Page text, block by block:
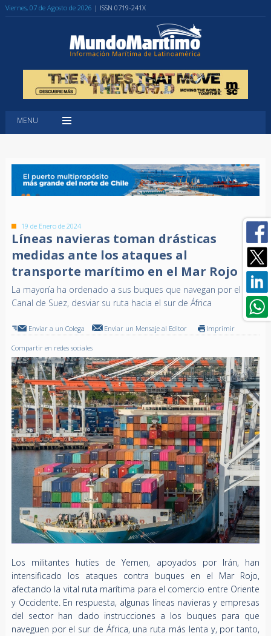
Viernes, 07 de Agosto de 2026 | ISSN 0719-241X
MENU
19 de Enero de 2024
Líneas navieras toman drásticas
medidas ante los ataques al
transporte marítimo en el Mar Rojo
La mayoría ha ordenado a sus buques que navegan por el
Canal de Suez, desviar su ruta hacia el sur de África
Enviar a un Colega Enviar un Mensaje al Editor Imprimir
Compartir en redes sociales
Los militantes hutíes de Yemen, apoyados por Irán, han
intensificado los ataques contra buques en el Mar Rojo,
afectando la vital ruta marítima para el comercio entre Oriente
y Occidente. En respuesta, algunas líneas navieras y empresas
del sector han dado instrucciones a los buques para que
naveguen por el sur de África, una ruta más lenta y, por tanto,